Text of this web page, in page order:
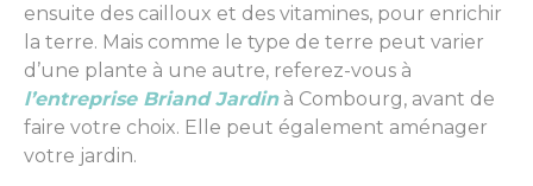
ensuite des cailloux et des vitamines, pour enrichir
la terre. Mais comme le type de terre peut varier
d’une plante à une autre, referez-vous à
l’entreprise Briand Jardinà Combourg, avant de
faire votre choix. Elle peut également aménager
votre jardin.